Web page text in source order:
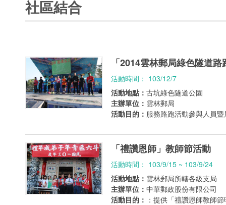
社區結合
「2014雲林郵局綠色隧道
活動時間： 103/12/7
活動地點： 古坑綠色隧道公園
主辦單位： 雲林郵局
活動目的： 服務路跑活動參與人員
「禮讚恩師」教師節活動
活動時間： 103/9/15 ~ 103/9/24
活動地點： 雲林郵局所轄各級支局
主辦單位： 中華郵政股份有限公司
活動目的： ：提供「禮讚恩師教師